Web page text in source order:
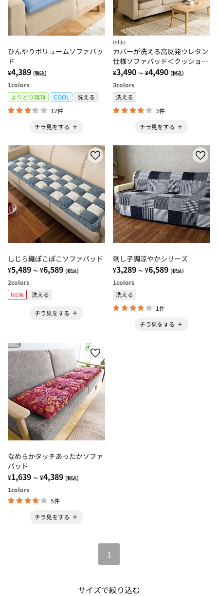
ひんやりボリュームソファパッ
ド
¥4,389 (税込)
1colors
よりどり雑貨
COOL
洗える
12件
チラ見をする
iellio
カバーが洗える高反発ウレタン
仕様ソファパッド＜クッショ
ン・長座布団・ごろ寝マット・
滑りにくい加工＞
¥3,490 ～ ¥4,490 (税込)
3colors
洗える
3件
チラ見をする
しじら織ぽこぽこソファパッド
¥5,489 ～ ¥6,589 (税込)
2colors
NEW
洗える
チラ見をする
刺し子調涼やかシリーズ
¥3,289 ～ ¥6,589 (税込)
1colors
洗える
1件
チラ見をする
なめらかタッチあったかソファ
パッド
¥1,639 ～ ¥4,389 (税込)
1colors
5件
チラ見をする
1
サイズで絞り込む